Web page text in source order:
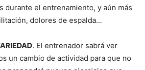
durante el entrenamiento, y aún más
dolores de espalda…
. El entrenador sabrá ver
un cambio de actividad para que no